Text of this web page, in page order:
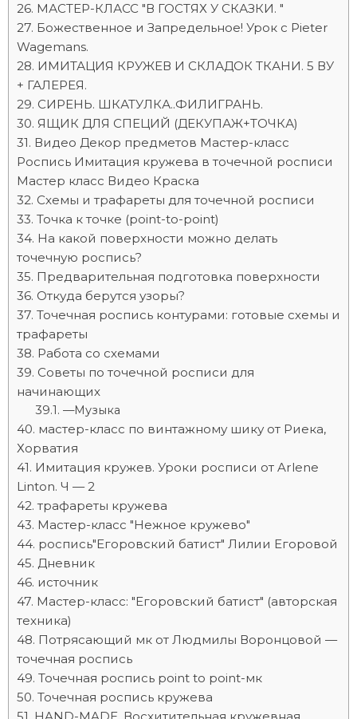
МАСТЕР-КЛАСС "В ГОСТЯХ У СКАЗКИ. "
Божественное и Запредельное! Урок с Pieter
Wagemans.
ИМИТАЦИЯ КРУЖЕВ И СКЛАДОК ТКАНИ. 5 ВУ
+ ГАЛЕРЕЯ.
СИРЕНЬ. ШКАТУЛКА..ФИЛИГРАНЬ.
ЯЩИК ДЛЯ СПЕЦИЙ (ДЕКУПАЖ+ТОЧКА)
Видео Декор предметов Мастер-класс
Роспись Имитация кружева в точечной росписи
Мастер класс Видео Краска
Схемы и трафареты для точечной росписи
Точка к точке (point-to-point)
На какой поверхности можно делать
точечную роспись?
Предварительная подготовка поверхности
Откуда берутся узоры?
Точечная роспись контурами: готовые схемы и
трафареты
Работа со схемами
Советы по точечной росписи для
начинающих
—Музыка
мастер-класс по винтажному шику от Риека,
Хорватия
Имитация кружев. Уроки росписи от Arlene
Linton. Ч — 2
трафареты кружева
Мастер-класс "Нежное кружево"
роспись"Егоровский батист" Лилии Егоровой
Дневник
источник
Мастер-класс: "Егоровский батист" (авторская
техника)
Потрясающий мк от Людмилы Воронцовой —
точечная роспись
Точечная роспись point to point-мк
Точечная роспись кружева